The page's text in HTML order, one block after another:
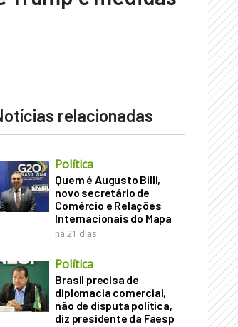
relacionadas
Política
Quem é Augusto Billi,
novo secretário de
Comércio e Relações
Internacionais do Mapa
há 21 dias
Política
Brasil precisa de
diplomacia comercial,
não de disputa política,
diz presidente da Faesp